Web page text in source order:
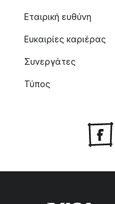
Εταιρική ευθύνη
Ευκαιρίες καριέρας
Συνεργάτες
Τύπος